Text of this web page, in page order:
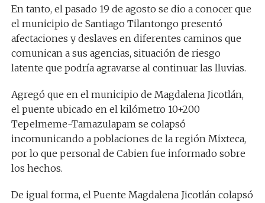
En tanto, el pasado 19 de agosto se dio a conocer que
el municipio de Santiago Tilantongo presentó
afectaciones y deslaves en diferentes caminos que
comunican a sus agencias, situación de riesgo
latente que podría agravarse al continuar las lluvias.
Agregó que en el municipio de Magdalena Jicotlán,
el puente ubicado en el kilómetro 10+200
Tepelmeme-Tamazulapam se colapsó
incomunicando a poblaciones de la región Mixteca,
por lo que personal de Cabien fue informado sobre
los hechos.
De igual forma, el Puente Magdalena Jicotlán colapsó